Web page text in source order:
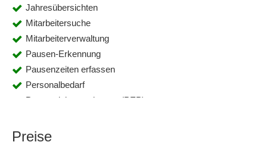
Jahresübersichten
Mitarbeitersuche
Mitarbeiterverwaltung
Pausen-Erkennung
Pausenzeiten erfassen
Personalbedarf
Personaleinsatzplanung (PEP)
Planvarianten
Preise